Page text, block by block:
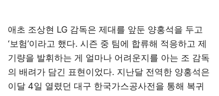
애초 조상현 LG 감독은 제대를 앞둔 양홍석을 두고
‘보험’이라고 했다. 시즌 중 팀에 합류해 적응하고 제
기량을 발휘하는 게 얼마나 어려운지를 아는 조 감독
의 배려가 담긴 표현이었다. 지난달 전역한 양홍석은
이달 4일 열렸던 대구 한국가스공사전을 통해 복귀